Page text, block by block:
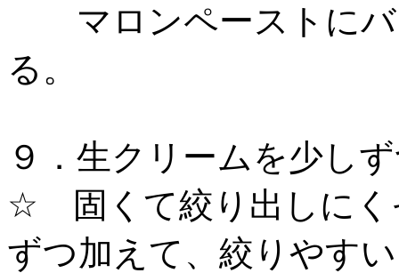
マロンペーストにバ
る。
９．生クリームを少し
☆ 固くて絞り出しにく
ずつ加えて、絞りやす